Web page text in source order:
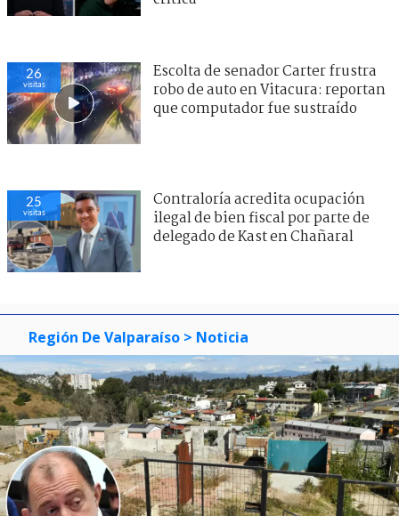
26
visitas
Escolta de senador Carter frustra
robo de auto en Vitacura: reportan
que computador fue sustraído
25
visitas
Contraloría acredita ocupación
ilegal de bien fiscal por parte de
delegado de Kast en Chañaral
Región De Valparaíso > Noticia